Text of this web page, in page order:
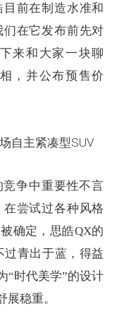
前在制造水准和
在它发布前先对
来和大家一块聊
，并公布预售价
争中重要性不言
尝试过各种风格
确定，思皓QX的
青出于蓝，得益
“时代美学”的设计
稳重。